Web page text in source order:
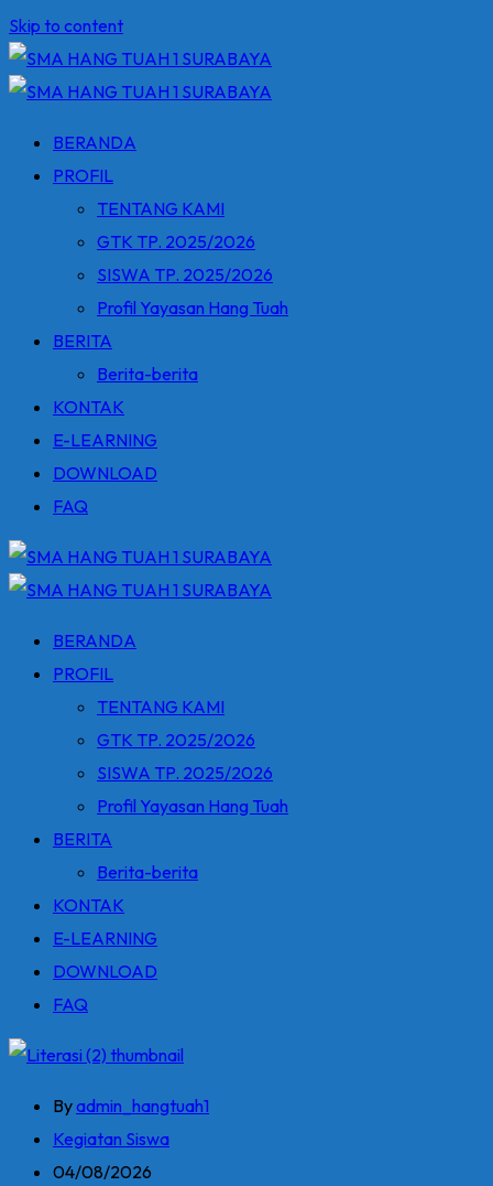
Skip to content
BERANDA
PROFIL
TENTANG KAMI
GTK TP. 2025/2026
SISWA TP. 2025/2026
Profil Yayasan Hang Tuah
BERITA
Berita-berita
KONTAK
E-LEARNING
DOWNLOAD
FAQ
BERANDA
PROFIL
TENTANG KAMI
GTK TP. 2025/2026
SISWA TP. 2025/2026
Profil Yayasan Hang Tuah
BERITA
Berita-berita
KONTAK
E-LEARNING
DOWNLOAD
FAQ
Byadmin_hangtuah1
Kegiatan Siswa
04/08/2026